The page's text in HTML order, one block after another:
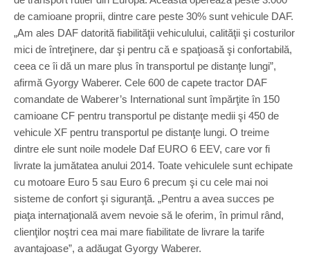
de camioane proprii, dintre care peste 30% sunt vehicule DAF.
„Am ales DAF datorită fiabilităţii vehiculului, calităţii şi costurilor
mici de întreţinere, dar şi pentru că e spaţioasă şi confortabilă,
ceea ce îi dă un mare plus în transportul pe distanţe lungi”,
afirmă Gyorgy Waberer. Cele 600 de capete tractor DAF
comandate de Waberer’s International sunt împărţite în 150
camioane CF pentru transportul pe distanţe medii şi 450 de
vehicule XF pentru transportul pe distanţe lungi. O treime
dintre ele sunt noile modele Daf EURO 6 EEV, care vor fi
livrate la jumătatea anului 2014. Toate vehiculele sunt echipate
cu motoare Euro 5 sau Euro 6 precum şi cu cele mai noi
sisteme de confort şi siguranţă. „Pentru a avea succes pe
piaţa internaţională avem nevoie să le oferim, în primul rând,
clienţilor noştri cea mai mare fiabilitate de livrare la tarife
avantajoase”, a adăugat Gyorgy Waberer.